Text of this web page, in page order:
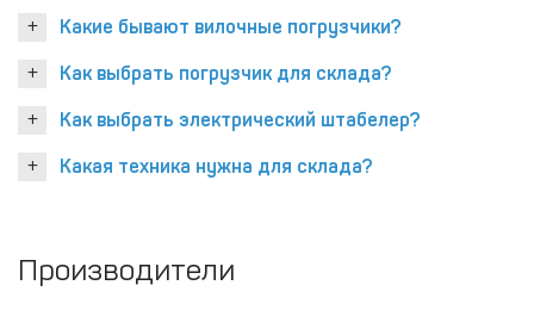
Какие бывают вилочные погрузчики?
Как выбрать погрузчик для склада?
Как выбрать электрический штабелер?
Какая техника нужна для склада?
Производители